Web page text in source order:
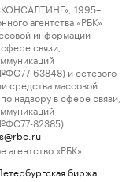
1995–
агентства «РБК»
информации
связи,
63848) и сетевого
средства массовой
надзору в сфере связи,
82385)
«РБК».
биржа